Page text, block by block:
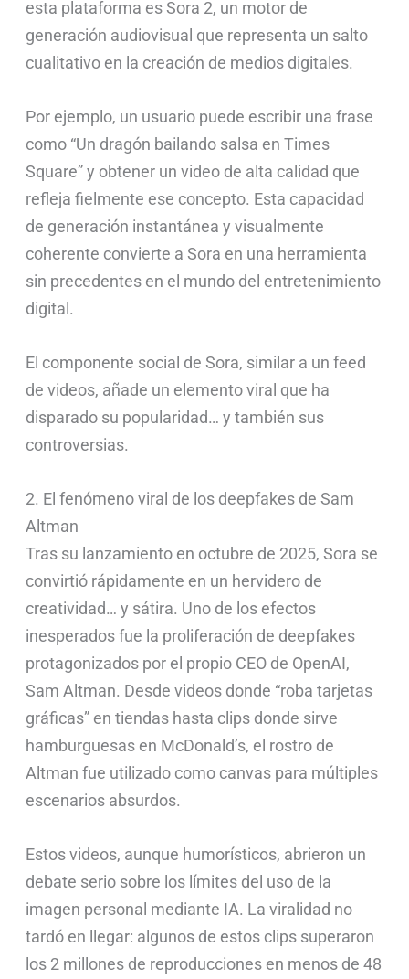
esta plataforma es Sora 2, un motor de
generación audiovisual que representa un salto
cualitativo en la creación de medios digitales.
Por ejemplo, un usuario puede escribir una frase
como “Un dragón bailando salsa en Times
Square” y obtener un video de alta calidad que
refleja fielmente ese concepto. Esta capacidad
de generación instantánea y visualmente
coherente convierte a Sora en una herramienta
sin precedentes en el mundo del entretenimiento
digital.
El componente social de Sora, similar a un feed
de videos, añade un elemento viral que ha
disparado su popularidad… y también sus
controversias.
2. El fenómeno viral de los deepfakes de Sam
Altman
Tras su lanzamiento en octubre de 2025, Sora se
convirtió rápidamente en un hervidero de
creatividad… y sátira. Uno de los efectos
inesperados fue la proliferación de deepfakes
protagonizados por el propio CEO de OpenAI,
Sam Altman. Desde videos donde “roba tarjetas
gráficas” en tiendas hasta clips donde sirve
hamburguesas en McDonald’s, el rostro de
Altman fue utilizado como canvas para múltiples
escenarios absurdos.
Estos videos, aunque humorísticos, abrieron un
debate serio sobre los límites del uso de la
imagen personal mediante IA. La viralidad no
tardó en llegar: algunos de estos clips superaron
los 2 millones de reproducciones en menos de 48